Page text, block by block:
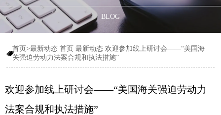
BLOG

首页>最新动态首页 最新动态 欢迎参加线上研讨会——“美国海
关强迫劳动力法案合规和执法措施”
欢迎参加线上研讨会——“美国海关强迫劳动力
法案合规和执法措施”